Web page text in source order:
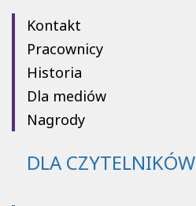
Kontakt
Pracownicy
Historia
Dla mediów
Nagrody
DLA CZYTELNIKÓW